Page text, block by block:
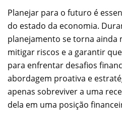
Planejar para o futuro é
do estado da economia.
planejamento se torna ainda
mitigar riscos e a garantir
para enfrentar desafios
abordagem proativa e
apenas sobreviver a uma
dela em uma posição